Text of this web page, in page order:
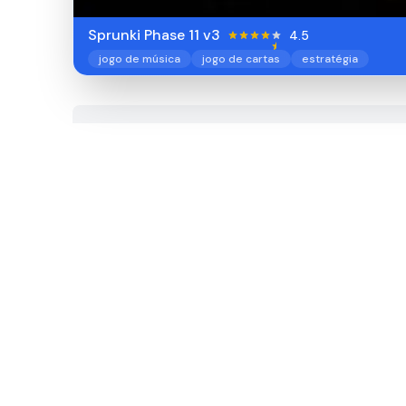
Sprunki Phase 11 v3 4.5
jogo de música jogo de cartas estratégia